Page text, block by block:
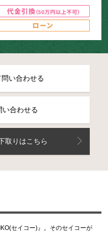
い合わせる
い合わせる
取りはこちら
セイコー)』。そのセイコーが